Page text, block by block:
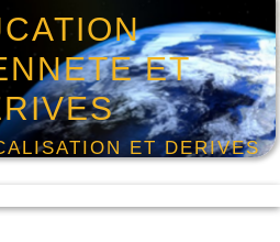
ET
ET DERIVES